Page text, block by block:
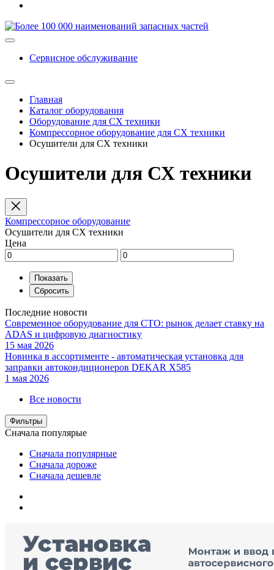
Сервисное обслуживание
Главная
Каталог оборудования
Оборудование для СХ техники
Компрессорное оборудование для СХ техники
Осушители для СХ техники
Осушители для СХ техники
Компрессорное оборудование
Осушители для СХ техники
Цена
Последние новости
Современное оборудование для СТО: рынок делает ставку на
ADAS и цифровую диагностику
15 мая 2026
Новинка в ассортименте - автоматическая установка для
заправки автокондиционеров DEKAR X585
1 мая 2026
Все новости
Фильтры
Сначала популярые
Сначала популярные
Сначала дороже
Сначала дешевле